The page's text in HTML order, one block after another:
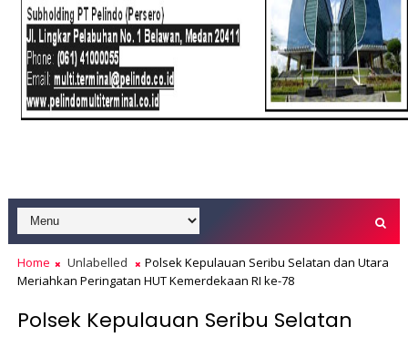
Home Unlabelled
Polsek Kepulauan Seribu Selatan dan Utara
Meriahkan Peringatan HUT Kemerdekaan RI ke-78
Polsek Kepulauan Seribu Selatan